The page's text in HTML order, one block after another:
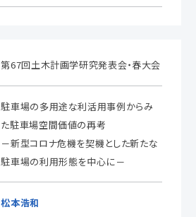
第67回土木計画学研究発表会・春大会
駐車場の多用途な利活用事例からみ
た駐車場空間価値の再考
－新型コロナ危機を契機とした新たな
駐車場の利用形態を中心に－
松本浩和